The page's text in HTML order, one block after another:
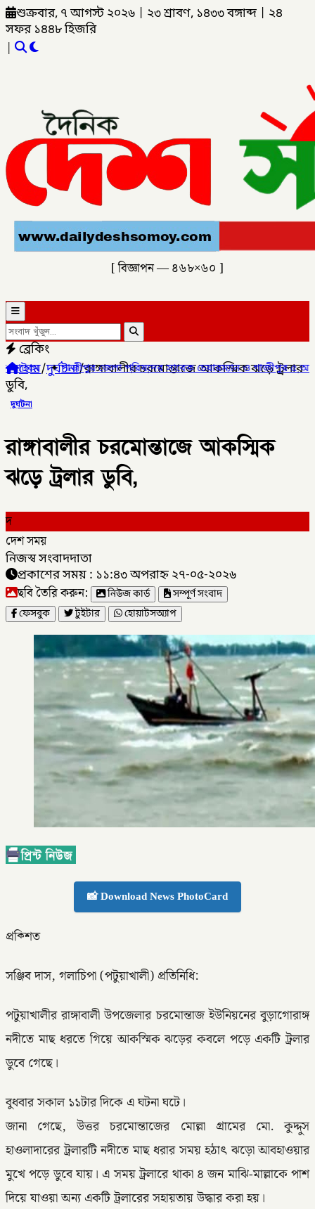
শুক্রবার, ৭ আগস্ট ২০২৬ ২৩ শ্রাবণ, ১৪৩৩ বঙ্গাব্দ
২৪
সফর ১৪৪৮ হিজরি
|
[ বিজ্ঞাপন — ৪৬৮×৬০ ]
ব্রেকিং
গাজীপুর জেলা পরিষদের সাবেক চেয়ারম্যান ও গাজীপুর ৫ আসনের
হোম/দুর্ঘটনা/রাঙ্গাবালীর চরমোন্তাজে আকস্মিক ঝড়ে ট্রলার
ডুবি,
দুর্ঘটনা
রাঙ্গাবালীর চরমোন্তাজে আকস্মিক
ঝড়ে ট্রলার ডুবি,
দ
দেশ সময়
নিজস্ব সংবাদদাতা
প্রকাশের সময় : ১১:৪৩ অপরাহ্ন ২৭-০৫-২০২৬
ছবি তৈরি করুন: নিউজ কার্ড
সম্পূর্ণ সংবাদ
ফেসবুক
টুইটার হোয়াটসঅ্যাপ
📸 Download News PhotoCard
প্রক্শিত
সঞ্জিব দাস, গলাচিপা (পটুয়াখালী) প্রতিনিধি:
পটুয়াখালীর রাঙ্গাবালী উপজেলার চরমোন্তাজ ইউনিয়নের বুড়াগোরাঙ্গ
নদীতে মাছ ধরতে গিয়ে আকস্মিক ঝড়ের কবলে পড়ে একটি ট্রলার
ডুবে গেছে।
বুধবার সকাল ১১টার দিকে এ ঘটনা ঘটে।
জানা গেছে, উত্তর চরমোন্তাজের মোল্লা গ্রামের মো. কুদ্দুস
হাওলাদারের ট্রলারটি নদীতে মাছ ধরার সময় হঠাৎ ঝড়ো আবহাওয়ার
মুখে পড়ে ডুবে যায়। এ সময় ট্রলারে থাকা ৪ জন মাঝি-মাল্লাকে পাশ
দিয়ে যাওয়া অন্য একটি ট্রলারের সহায়তায় উদ্ধার করা হয়।